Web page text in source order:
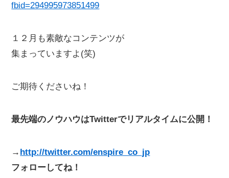
fbid=294995973851499
１２月も素敵なコンテンツが
集まっていますよ(笑)
ご期待くださいね！
最先端のノウハウはTwitterでリアルタイムに公開！
→ http://twitter.com/enspire_co_jp
フォローしてね！